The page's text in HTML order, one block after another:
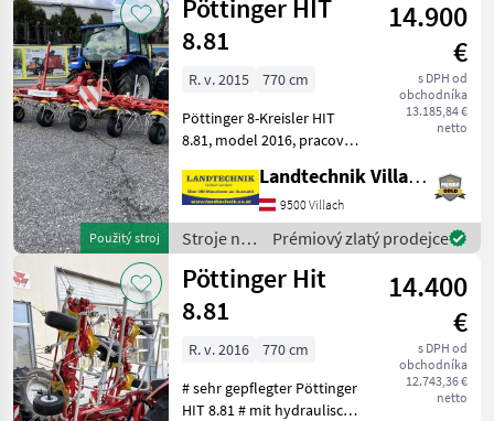
objemových
krmív /
Pöttinger
Použitý stroj
Pöttinger HIT
8.81
14.900
€
s DPH od
obchodníka
13.185,84 €
netto
R. v. 2015
770 cm
Pöttinger 8-Kreisler HIT
8.81, model 2016, pracovná
podvozok, hydraulické
zariadenie na ohraničenie
rozmetávania, balónové
pneumatiky, výstražné
Landtechnik Villach GmbH
9500 Villach
Stroje na
zber
objemových
krmív /
Pöttinger
Prémiový zlatý prodejce
Pöttinger Hit
8.81
14.400
€
s DPH od
obchodníka
12.743,36 €
netto
R. v. 2016
770 cm
# sehr gepflegter Pöttinger
HIT 8.81 # mit hydraulischer